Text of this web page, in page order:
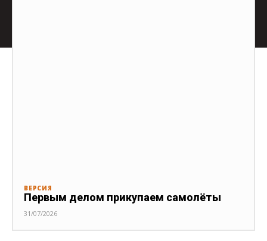
ВЕРСИЯ
Первым делом прикупаем самолёты
31/07/2026